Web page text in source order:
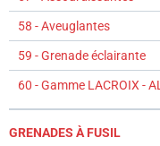
58 - Aveuglantes
59 - Grenade éclairante
60 - Gamme LACROIX -
GRENADES À FUSIL